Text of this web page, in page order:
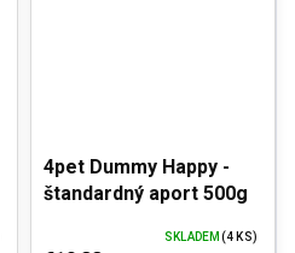
4pet Dummy Happy -
štandardný aport 500g
SKLADEM (4 KS)